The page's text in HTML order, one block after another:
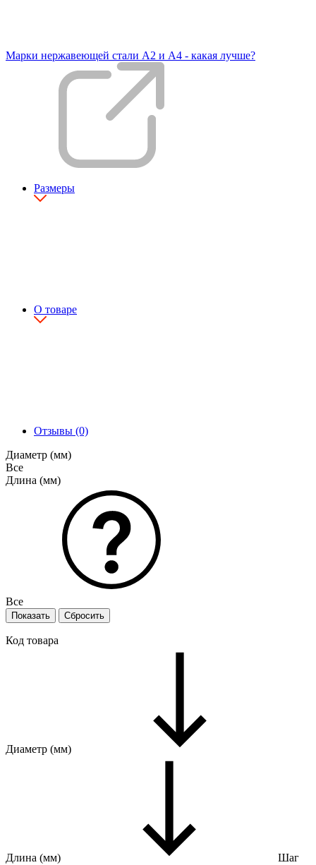
Марки нержавеющей стали А2 и А4 - какая лучше?
Размеры
О товаре
Отзывы (0)
Диаметр (мм)
Все
Длина (мм)
Все
Код товара
Диаметр (мм)
Длина (мм) Шаг